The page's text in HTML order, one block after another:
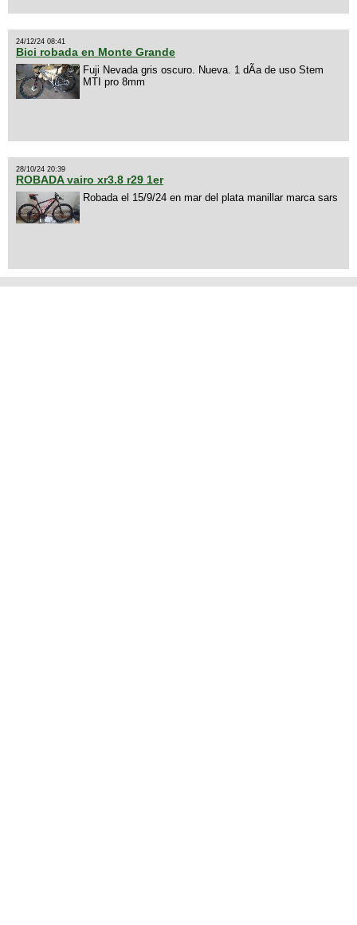
24/12/24 08:41
Bici robada en Monte Grande
Fuji Nevada gris oscuro. Nueva. 1 dÃ­a de uso Stem
MTI pro 8mm
28/10/24 20:39
ROBADA vairo xr3.8 r29 1er
Robada el 15/9/24 en mar del plata manillar marca sars